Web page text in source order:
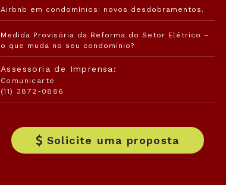
Airbnb em condomínios: novos desdobramentos.
Medida Provisória da Reforma do Setor Elétrico –
o que muda no seu condomínio?
Assessoria de Imprensa:
Comunicarte
(11) 3872-0886
Solicite uma proposta